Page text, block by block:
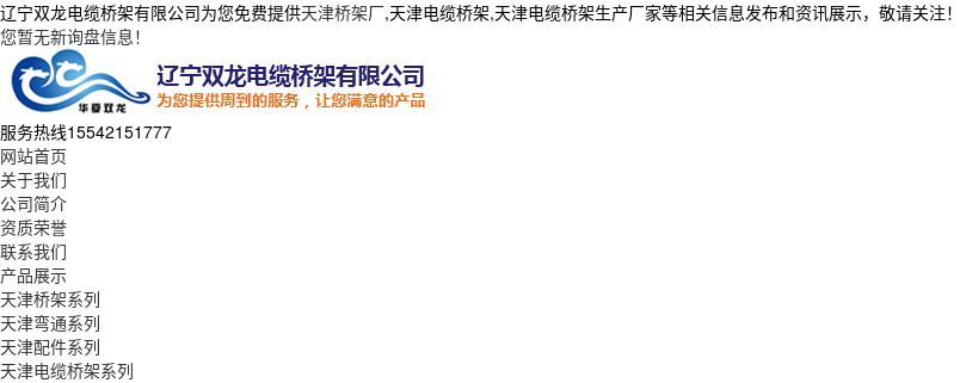
辽宁双龙电缆桥架有限公司为您免费提供天津桥架厂,天津电缆桥架,天津电缆桥架生产厂家等相关信息发布和资讯展示，敬请关注！
您暂无新询盘信息！
服务热线15542151777
网站首页
关于我们
公司简介
资质荣誉
联系我们
产品展示
天津桥架系列
天津弯通系列
天津配件系列
天津电缆桥架系列